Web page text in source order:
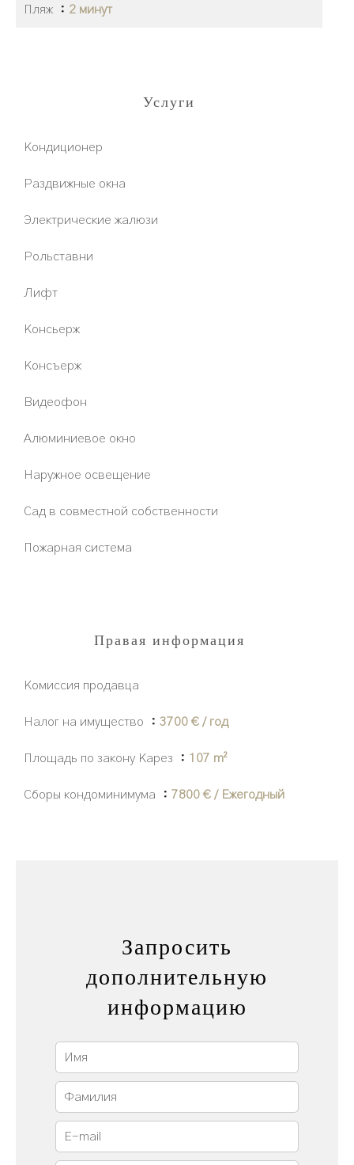
Пляж 2 минут
Услуги
Кондиционер
Раздвижные окна
Электрические жалюзи
Рольставни
Лифт
Консьерж
Консъерж
Видеофон
Алюминиевое окно
Наружное освещение
Сад в совместной собственности
Пожарная система
Правая информация
Комиссия продавца
Налог на имущество 3700 € / год
Площадь по закону Карез 107 m²
Сборы кондоминимума 7800 € / Ежегодный
Запросить
дополнительную
информацию